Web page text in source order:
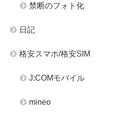
禁断のフォト化
日記
格安スマホ/格安SIM
J:COMモバイル
mineo